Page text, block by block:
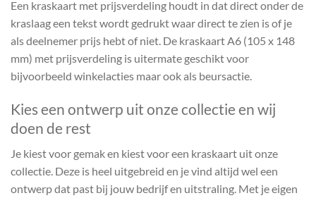
Een kraskaart met prijsverdeling houdt in dat direct onder de
kraslaag een tekst wordt gedrukt waar direct te zien is of je
als deelnemer prijs hebt of niet. De kraskaart A6 (105 x 148
mm) met prijsverdeling is uitermate geschikt voor
bijvoorbeeld winkelacties maar ook als beursactie.
Kies een ontwerp uit onze collectie en wij
doen de rest
Je kiest voor gemak en kiest voor een kraskaart uit onze
collectie. Deze is heel uitgebreid en je vind altijd wel een
ontwerp dat past bij jouw bedrijf en uitstraling. Met je eigen